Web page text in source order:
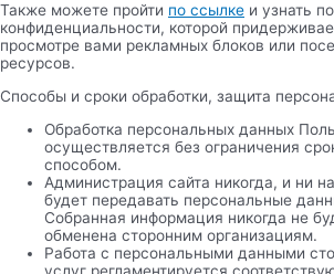
Также можете пройти по ссылке и узнать
конфиденциальности, которой
просмотре вами рекламных блоков или
ресурсов.
Способы и сроки обработки, защита
Обработка персональных данных
осуществляется без ограничения
способом.
Администрация сайта никогда, и ни
будет передавать персональные
Собранная информация никогда не
обменена сторонним организациям.
Работа с персональными данными